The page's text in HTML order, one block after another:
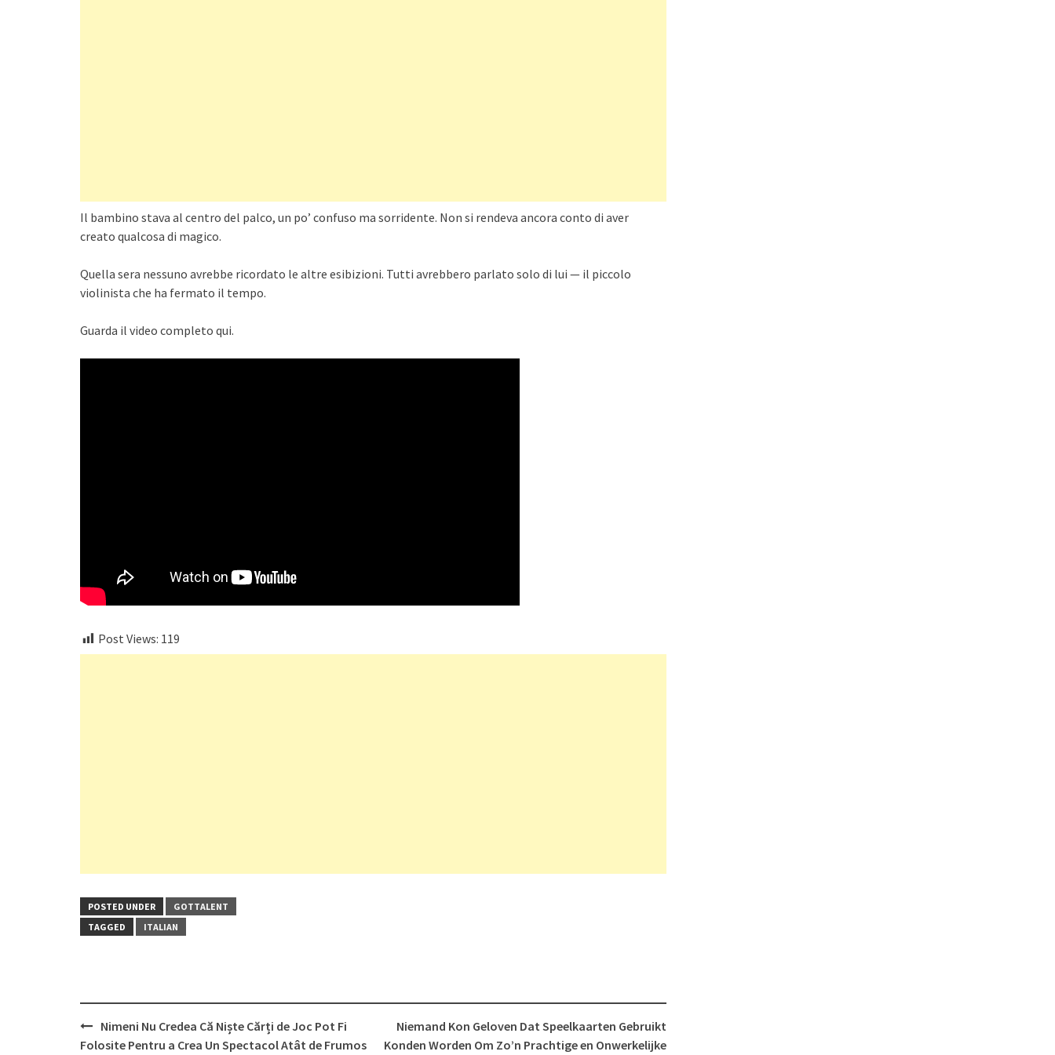
Il bambino stava al centro del palco, un po’ confuso ma sorridente. Non si rendeva ancora conto di aver
creato qualcosa di magico.
Quella sera nessuno avrebbe ricordato le altre esibizioni. Tutti avrebbero parlato solo di lui — il piccolo
violinista che ha fermato il tempo.
Guarda il video completo qui.
Post Views: 119
POSTED UNDER
GOTTALENT
TAGGED
ITALIAN
Post
navigation
Nimeni Nu Credea Că Niște Cărți de Joc Pot Fi
Folosite Pentru a Crea Un Spectacol Atât de Frumos
Niemand Kon Geloven Dat Speelkaarten Gebruikt
Konden Worden Om Zo’n Prachtige en Onwerkelijke